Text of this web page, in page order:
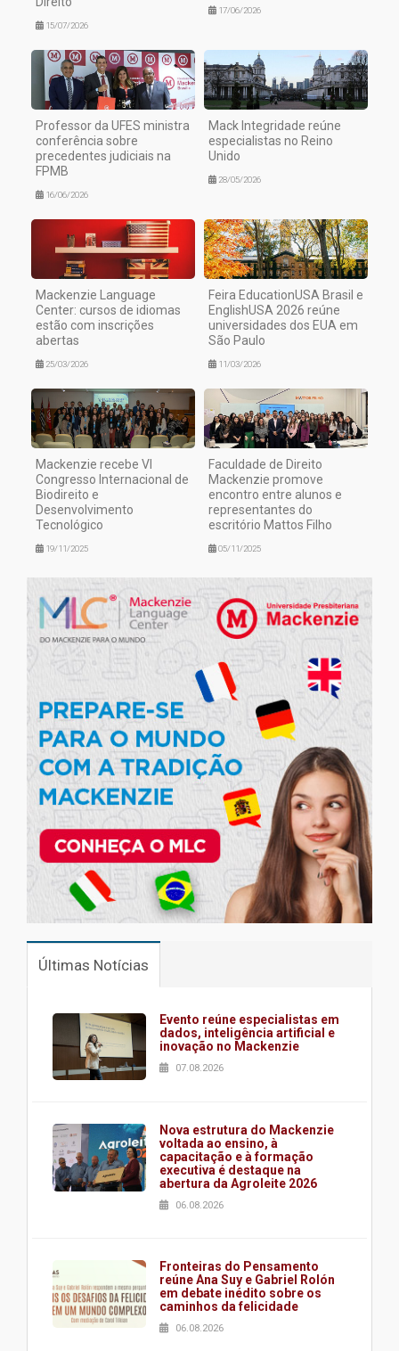
15/07/2026
17/06/2026
Professor da UFES ministra
conferência sobre
precedentes judiciais na
FPMB
16/06/2026
Mack Integridade reúne
especialistas no Reino
Unido
28/05/2026
Mackenzie Language
Center: cursos de idiomas
estão com inscrições
abertas
25/03/2026
Feira EducationUSA Brasil e
EnglishUSA 2026 reúne
universidades dos EUA em
São Paulo
11/03/2026
Mackenzie recebe VI
Congresso Internacional de
Biodireito e
Desenvolvimento
Tecnológico
19/11/2025
Faculdade de Direito
Mackenzie promove
encontro entre alunos e
representantes do
escritório Mattos Filho
05/11/2025
Últimas Notícias
Evento reúne especialistas em
dados, inteligência artificial e
inovação no Mackenzie
07.08.2026
Nova estrutura do Mackenzie
voltada ao ensino, à
capacitação e à formação
executiva é destaque na
abertura da Agroleite 2026
06.08.2026
Fronteiras do Pensamento
reúne Ana Suy e Gabriel Rolón
em debate inédito sobre os
caminhos da felicidade
06.08.2026